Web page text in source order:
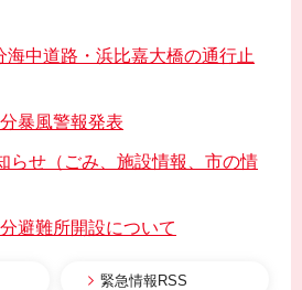
海中道路・浜比嘉大橋の通行止
暴風警報発表
らせ（ごみ、施設情報、市の情
避難所開設について
緊急情報RSS